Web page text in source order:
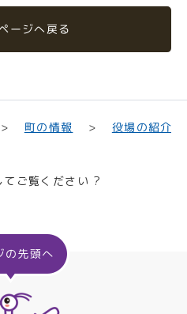
ージへ戻る
町の情報 役場の紹介
ご覧ください ?